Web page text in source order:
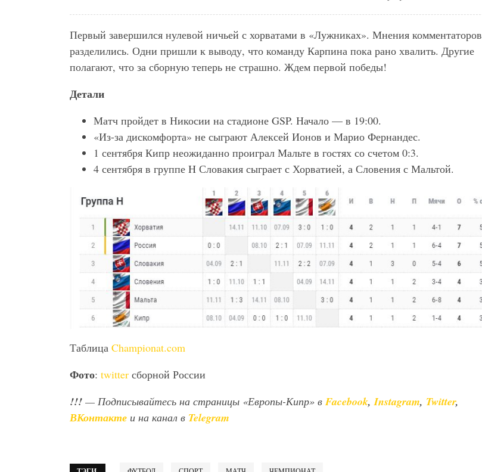
Первый завершился нулевой ничьей с хорватами в «Лужниках». Мнения комментаторов
разделились. Одни пришли к выводу, что команду Карпина пока рано хвалить. Другие
полагают, что за сборную теперь не страшно. Ждем первой победы!
Детали
Матч пройдет в Никосии на стадионе GSP. Начало — в 19:00.
«Из-за дискомфорта» не сыграют Алексей Ионов и Марио Фернандес.
1 сентября Кипр неожиданно проиграл Мальте в гостях со счетом 0:3.
4 сентября в группе H Словакия сыграет с Хорватией, а Словения с Мальтой.
Таблица Championat.com
Фото: twitter сборной России
!!! — Подписывайтесь на страницы «Европы-Кипр» вFacebook,Instagram, Twitter,
ВКонтакте и на канал в Telegram